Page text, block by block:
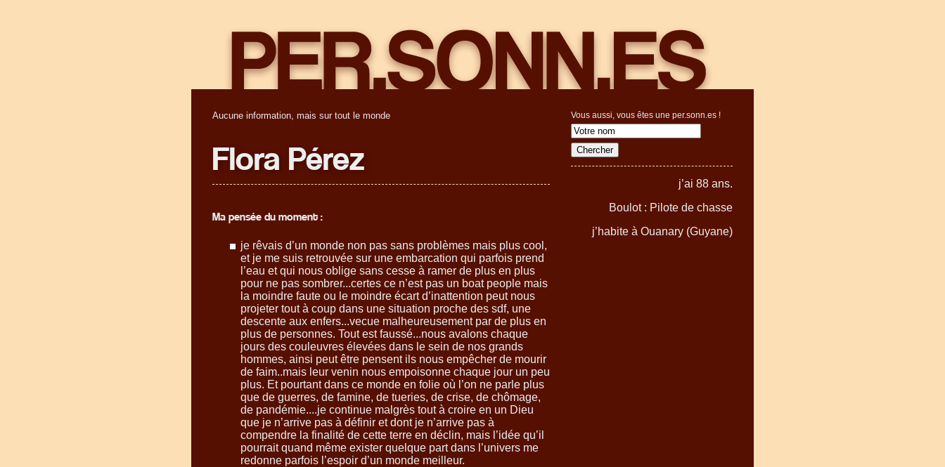
Aucune information, mais sur tout le monde
Flora Pérez
Vous aussi, vous êtes une per.sonn.es !
j’ai 88 ans.
Boulot : Pilote de chasse
j’habite à Ouanary (Guyane)
Ma pensée du moment :
je rêvais d’un monde non pas sans problèmes mais plus cool,
et je me suis retrouvée sur une embarcation qui parfois prend
l’eau et qui nous oblige sans cesse à ramer de plus en plus
pour ne pas sombrer...certes ce n’est pas un boat people mais
la moindre faute ou le moindre écart d’inattention peut nous
projeter tout à coup dans une situation proche des sdf, une
descente aux enfers...vecue malheureusement par de plus en
plus de personnes. Tout est faussé...nous avalons chaque
jours des couleuvres élevées dans le sein de nos grands
hommes, ainsi peut être pensent ils nous empêcher de mourir
de faim..mais leur venin nous empoisonne chaque jour un peu
plus. Et pourtant dans ce monde en folie où l’on ne parle plus
que de guerres, de famine, de tueries, de crise, de chômage,
de pandémie....je continue malgrès tout à croire en un Dieu
que je n’arrive pas à définir et dont je n’arrive pas à
compendre la finalité de cette terre en déclin, mais l’idée qu’il
pourrait quand même exister quelque part dans l’univers me
redonne parfois l’espoir d’un monde meilleur.